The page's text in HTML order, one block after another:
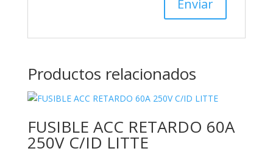
Productos relacionados
FUSIBLE ACC RETARDO 60A
250V C/ID LITTE